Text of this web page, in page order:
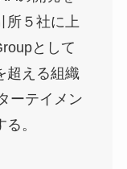
所５社に上
として
超える組織
ーテイメン
。